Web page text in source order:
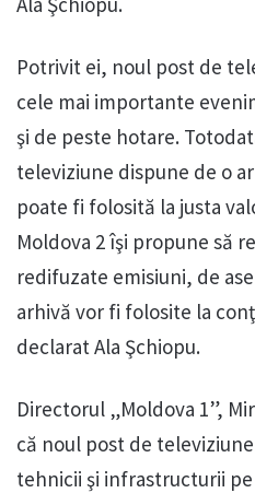
Potrivit ei, noul post de
cele mai importante
şi de peste hotare.
televiziune dispune de o
poate fi folosită la justa
Moldova 2 îşi propune să
redifuzate emisiuni, de
arhivă vor fi folosite la
declarat Ala Şchiopu.
Directorul „Moldova 1”,
că noul post de
tehnicii şi infrastructurii